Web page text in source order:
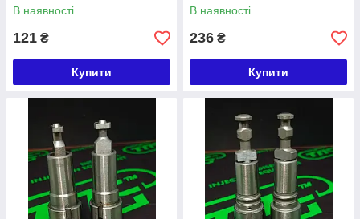
В наявності
121 ₴
Купити
В наявності
236 ₴
Купити